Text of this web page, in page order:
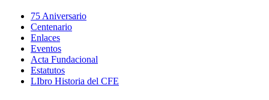
75 Aniversario
Centenario
Enlaces
Eventos
Acta Fundacional
Estatutos
LIbro Historia del CFE